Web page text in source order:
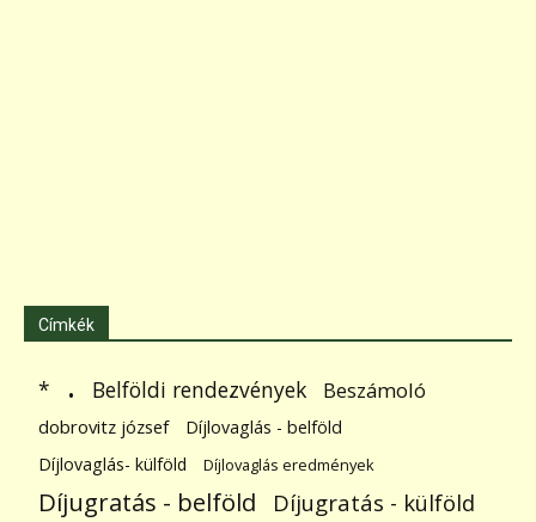
Címkék
* . Belföldi rendezvények Beszámoló
dobrovitz józsef
Díjlovaglás - belföld
Díjlovaglás- külföld
Díjlovaglás eredmények
Díjugratás - belföld Díjugratás - külföld